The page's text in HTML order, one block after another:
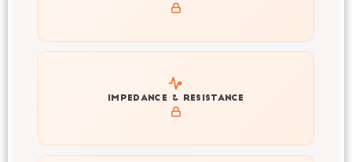
IMPEDANCE & RESISTANCE
Explore impedance spectrum and DCIR (SOC, T) of
INR2170-45D